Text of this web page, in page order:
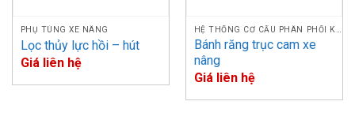
PHỤ TÙNG XE NÂNG
Lọc thủy lực hồi – hút
Giá liên hệ
Bánh răng trục cam xe
nâng
Giá liên hệ